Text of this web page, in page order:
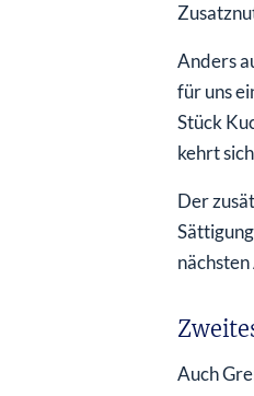
Anders
für uns
Stück
kehrt
Der
Auch